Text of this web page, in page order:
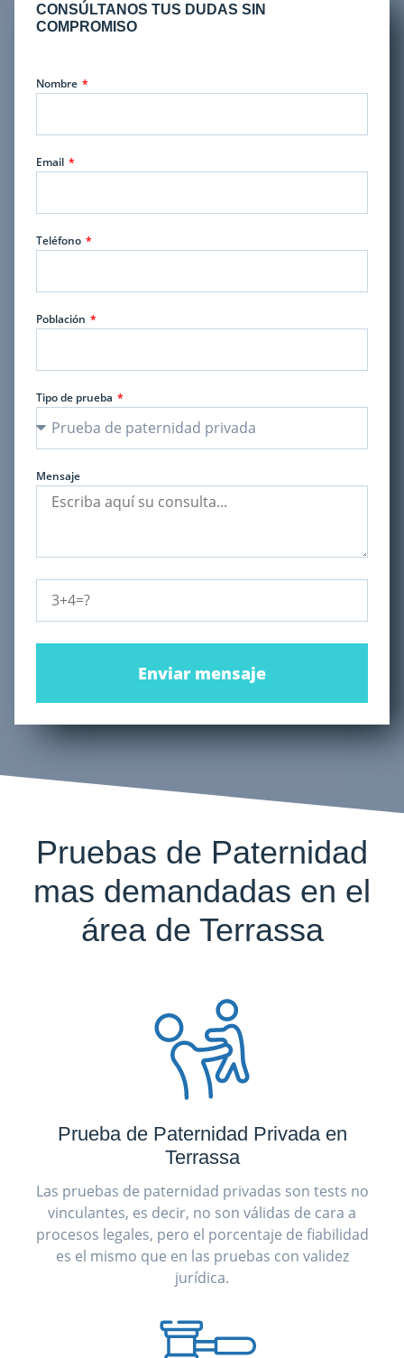
CONSÚLTANOS TUS DUDAS SIN
COMPROMISO
Nombre
Email
Teléfono
Población
Tipo de prueba
Mensaje
Enviar mensaje
Pruebas de Paternidad
mas demandadas en el
área de Terrassa
Prueba de Paternidad Privada en
Terrassa
Las pruebas de paternidad privadas son tests no
vinculantes, es decir, no son válidas de cara a
procesos legales, pero el porcentaje de fiabilidad
es el mismo que en las pruebas con validez
jurídica.